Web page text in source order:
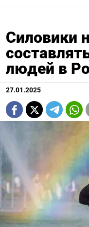
Силовики
людей в
27.01.2025